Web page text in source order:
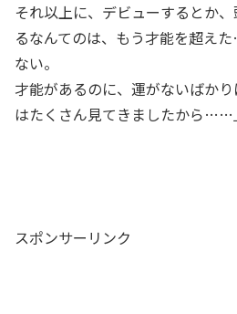
それ以上に、デビューするとか
るなんてのは、もう才能を超え
ない。
才能があるのに、運がないばか
はたくさん見てきましたから……
スポンサーリンク